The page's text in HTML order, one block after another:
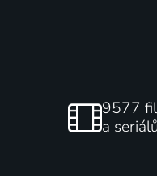
9577
a seriálů